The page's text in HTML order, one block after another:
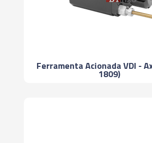
Ferramenta Acionada VDI -
1809)